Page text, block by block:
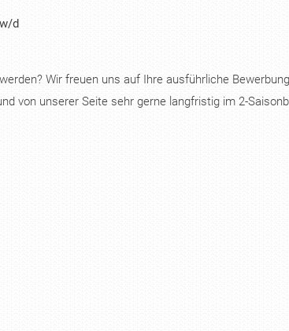
d
Wir freuen uns auf Ihre ausführliche Bewerbung.
von unserer Seite sehr gerne langfristig im 2-